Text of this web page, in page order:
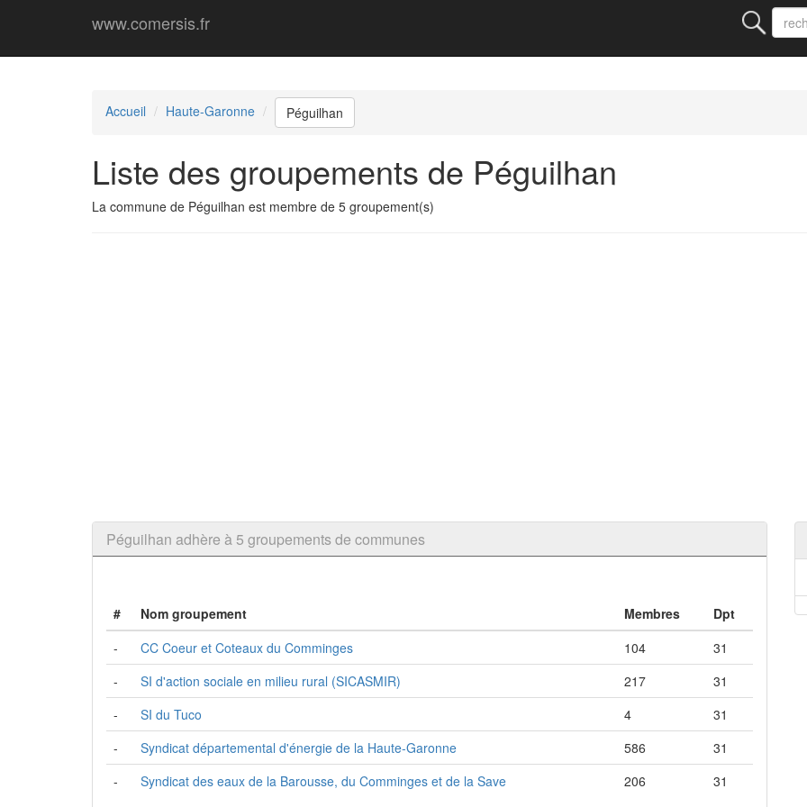
www.comersis.fr
Accueil Haute-Garonne Péguilhan
Liste des groupements de Péguilhan
La commune de Péguilhan est membre de 5 groupement(s)
Péguilhan adhère à 5 groupements de communes
# Nom groupement Membres
Dpt
-
CC Coeur et Coteaux du Comminges 104
31
-
SI d'action sociale en milieu rural (SICASMIR) 217
31
-
SI du Tuco 4
31
-
Syndicat départemental d'énergie de la Haute-Garonne 586
31
-
Syndicat des eaux de la Barousse, du Comminges et de la Save 206 31